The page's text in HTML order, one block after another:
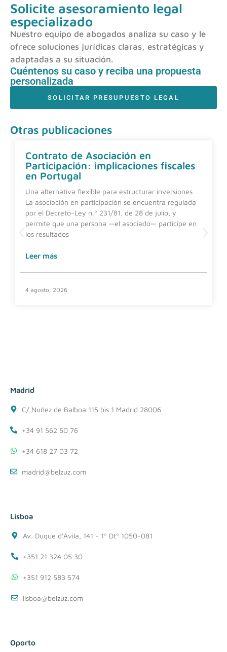
Solicite asesoramiento legal
especializado
Nuestro equipo de abogados analiza su caso y le
ofrece soluciones jurídicas claras, estratégicas y
adaptadas a su situación.
Cuéntenos su caso y reciba una propuesta
personalizada
SOLICITAR PRESUPUESTO LEGAL
Otras publicaciones
Contrato de Asociación en
Participación: implicaciones fiscales
en Portugal
Una alternativa flexible para estructurar inversiones
La asociación en participación se encuentra regulada
por el Decreto-Ley n.º 231/81, de 28 de julio, y
permite que una persona —el asociado— participe en
los resultados
Leer más
4 agosto, 2026
Madrid
C/ Nuñez de Balboa 115 bis 1 Madrid 28006
+34 91 562 50 76
+34 618 27 03 72
madrid@belzuz.com
Lisboa
Av. Duque d'Ávila, 141 - 1º Dtº 1050-081
+351 21 324 05 30
+351 912 583 574
lisboa@belzuz.com
Oporto